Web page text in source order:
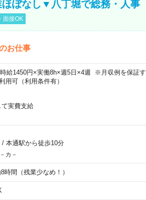
ぼなし▼八丁堀で総務・人事
面接OK
お仕事
給1450円×実働8h×週5日×4週 ※月収例を保証す
可（利用条件有）
実費支給
/ 本通駅から徒歩10分
カ－
時間（残業少なめ！）